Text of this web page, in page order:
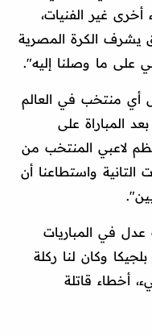
أخرى غير الفنيات،
يشرف الكرة المصرية
على ما وصلنا إليه".
أي منتخب في العالم
المباراة على
لاعبي المنتخب من
واستطاعنا أن
في المباريات
وكان لنا ركلة
أخطاء قاتلة